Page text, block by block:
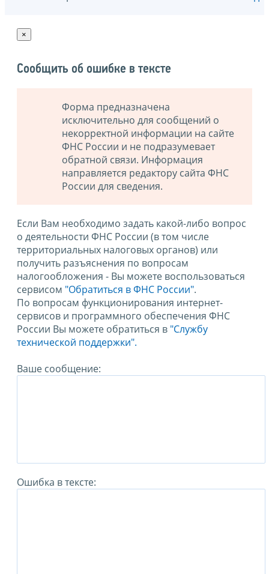
×
Сообщить об ошибке в тексте
Форма предназначена
исключительно для сообщений о
некорректной информации на сайте
ФНС России и не подразумевает
обратной связи. Информация
направляется редактору сайта ФНС
России для сведения.
Если Вам необходимо задать какой-либо вопрос
о деятельности ФНС России (в том числе
территориальных налоговых органов) или
получить разъяснения по вопросам
налогообложения - Вы можете воспользоваться
сервисом "Обратиться в ФНС России".
По вопросам функционирования интернет-
сервисов и программного обеспечения ФНС
России Вы можете обратиться в "Службу
технической поддержки".
Ваше сообщение:
Ошибка в тексте: